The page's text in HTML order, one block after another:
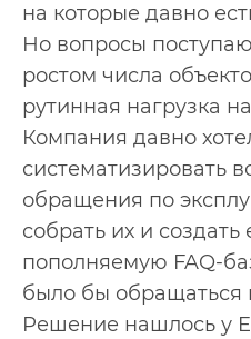
на которые давно
Но вопросы
ростом числа
рутинная нагрузка
Компания давно
систематизировать
обращения по
собрать их и
пополняемую FAQ-
было бы обращаться
Решение нашлось у